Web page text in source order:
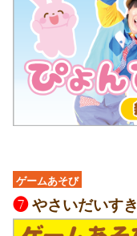
ゲームあそび
❼やさいだいすき